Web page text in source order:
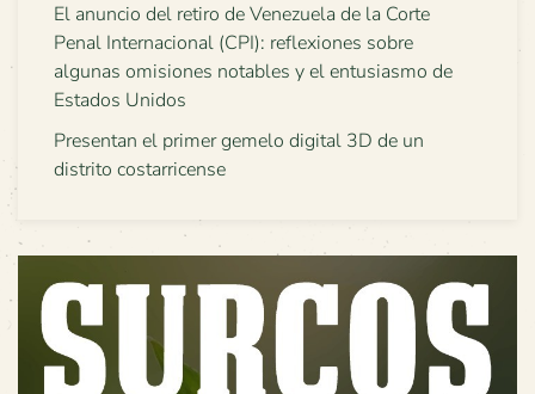
El anuncio del retiro de Venezuela de la Corte
Penal Internacional (CPI): reflexiones sobre
algunas omisiones notables y el entusiasmo de
Estados Unidos
Presentan el primer gemelo digital 3D de un
distrito costarricense